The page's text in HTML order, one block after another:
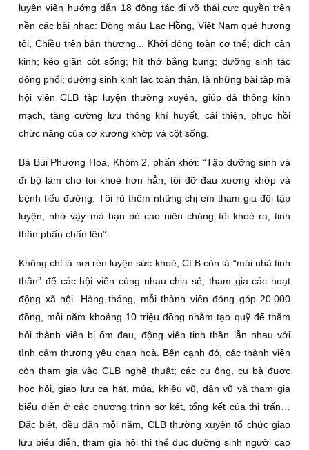
luyện viên hướng dẫn 18 động tác đi võ thái cực quyền trên
nền các bài nhạc: Dòng máu Lạc Hồng, Việt Nam quê hương
tôi, Chiều trên bản thượng... Khởi động toàn cơ thể; dịch cân
kinh; kéo giãn cột sống; hít thở bằng bụng; dưỡng sinh tác
động phổi; dưỡng sinh kinh lạc toàn thân, là những bài tập mà
hội viên CLB tập luyện thường xuyên, giúp đả thông kinh
mạch, tăng cường lưu thông khí huyết, cải thiện, phục hồi
chức năng của cơ xương khớp và cột sống.
Bà Bùi Phương Hoa, Khóm 2, phấn khởi: “Tập dưỡng sinh và
đi bộ làm cho tôi khoẻ hơn hẳn, tôi đỡ đau xương khớp và
bệnh tiểu đường. Tôi rủ thêm những chị em tham gia đội tập
luyện, nhờ vậy mà bạn bè cao niên chúng tôi khoẻ ra, tinh
thần phấn chấn lên”.
Không chỉ là nơi rèn luyện sức khoẻ, CLB còn là “mái nhà tinh
thần” để các hội viên cùng nhau chia sẻ, tham gia các hoạt
động xã hội. Hàng tháng, mỗi thành viên đóng góp 20.000
đồng, mỗi năm khoảng 10 triệu đồng nhằm tạo quỹ để thăm
hỏi thành viên bị ốm đau, động viên tinh thần lẫn nhau với
tình cảm thương yêu chan hoà. Bên cạnh đó, các thành viên
còn tham gia vào CLB nghệ thuật; các cụ ông, cụ bà được
học hỏi, giao lưu ca hát, múa, khiêu vũ, dân vũ và tham gia
biểu diễn ở các chương trình sơ kết, tổng kết của thị trấn…
Ðặc biệt, đều đặn mỗi năm, CLB thường xuyên tổ chức giao
lưu biểu diễn, tham gia hội thi thể dục dưỡng sinh người cao